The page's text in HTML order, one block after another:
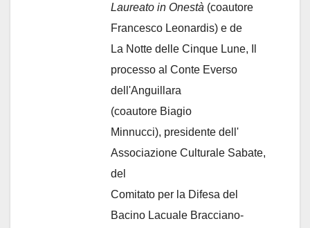
Laureato in Onestà (coautore
Francesco Leonardis) e de
La Notte delle Cinque Lune, Il
processo al Conte Everso
dell'Anguillara
(coautore Biagio
Minnucci), presidente dell'
Associazione Culturale Sabate,
del
Comitato per la Difesa del
Bacino Lacuale Bracciano-